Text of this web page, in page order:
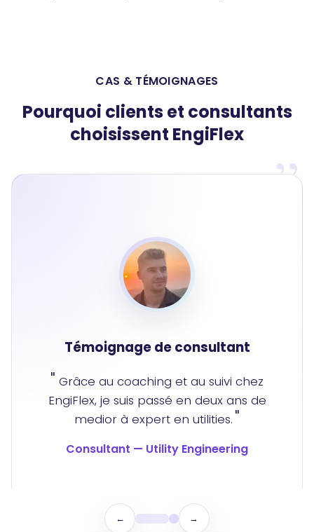
CAS & TÉMOIGNAGES
Pourquoi clients et consultants
choisissent EngiFlex
Témoignage de consultant
Grâce au coaching et au suivi chez
EngiFlex, je suis passé en deux ans de
medior à expert en utilities.
Consultant — Utility Engineering
← →